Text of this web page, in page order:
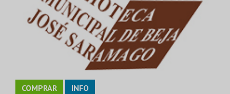
COMPRAR INFO